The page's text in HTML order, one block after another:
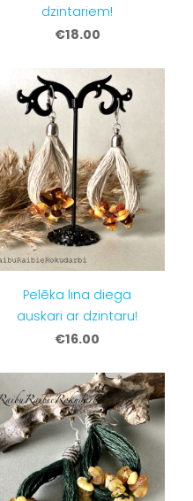
dzintariem!
€18.00
Pelēka lina diega
auskari ar dzintaru!
€16.00